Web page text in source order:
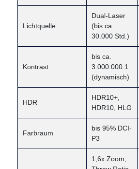
Lichtquelle
Dual-Laser
(bis ca.
30.000 Std.)
Kontrast
bis ca.
3.000.000:1
(dynamisch)
HDR
HDR10+,
HDR10, HLG
Farbraum
bis 95% DCI-
P3
1,6x Zoom,